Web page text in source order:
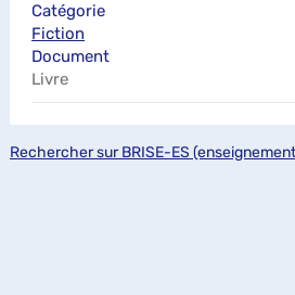
Catégorie
Fiction
Document
Livre
Rechercher sur BRISE-ES